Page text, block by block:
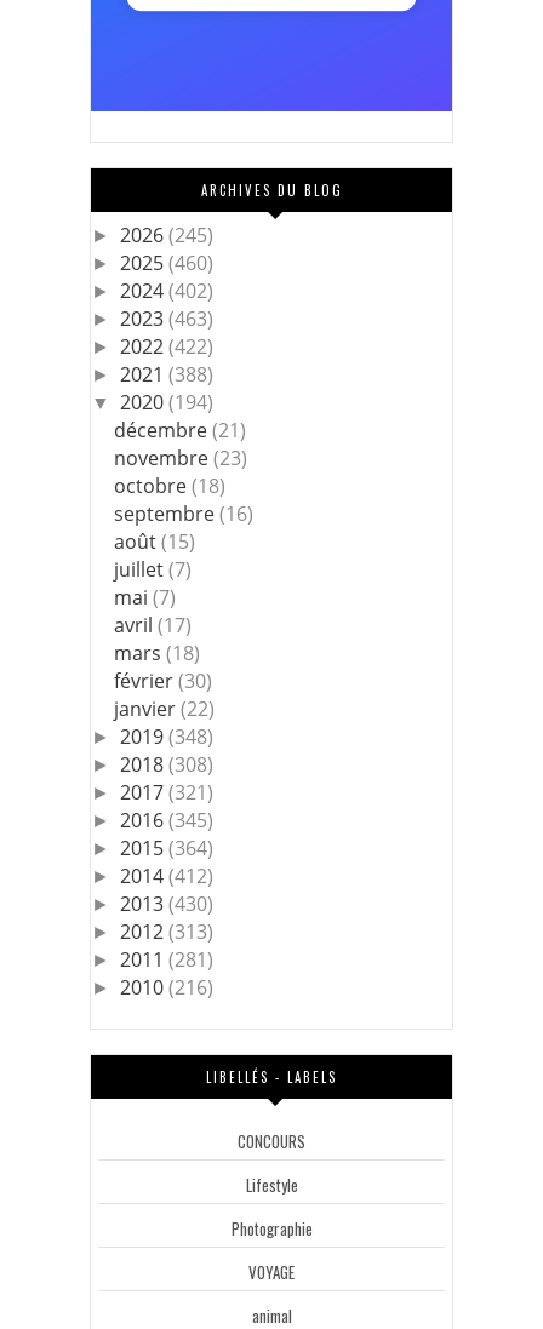
ARCHIVES DU BLOG
► 2026(245)
► 2025(460)
► 2024(402)
► 2023(463)
► 2022(422)
► 2021 (388)
▼ 2020(194)
décembre(21)
novembre(23)
octobre(18)
septembre(16)
août(15)
juillet(7)
mai(7)
avril(17)
mars(18)
février(30)
janvier(22)
► 2019(348)
► 2018(308)
► 2017(321)
► 2016(345)
► 2015(364)
► 2014(412)
► 2013(430)
► 2012(313)
► 2011 (281)
► 2010(216)
LIBELLÉS - LABELS
CONCOURS
Lifestyle
Photographie
VOYAGE
animal